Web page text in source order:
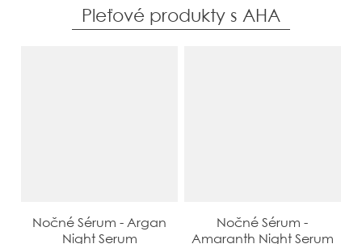
Pleťové produkty s AHA
Nočné Sérum - Argan
Night Serum
Nočné Sérum -
Amaranth Night Serum